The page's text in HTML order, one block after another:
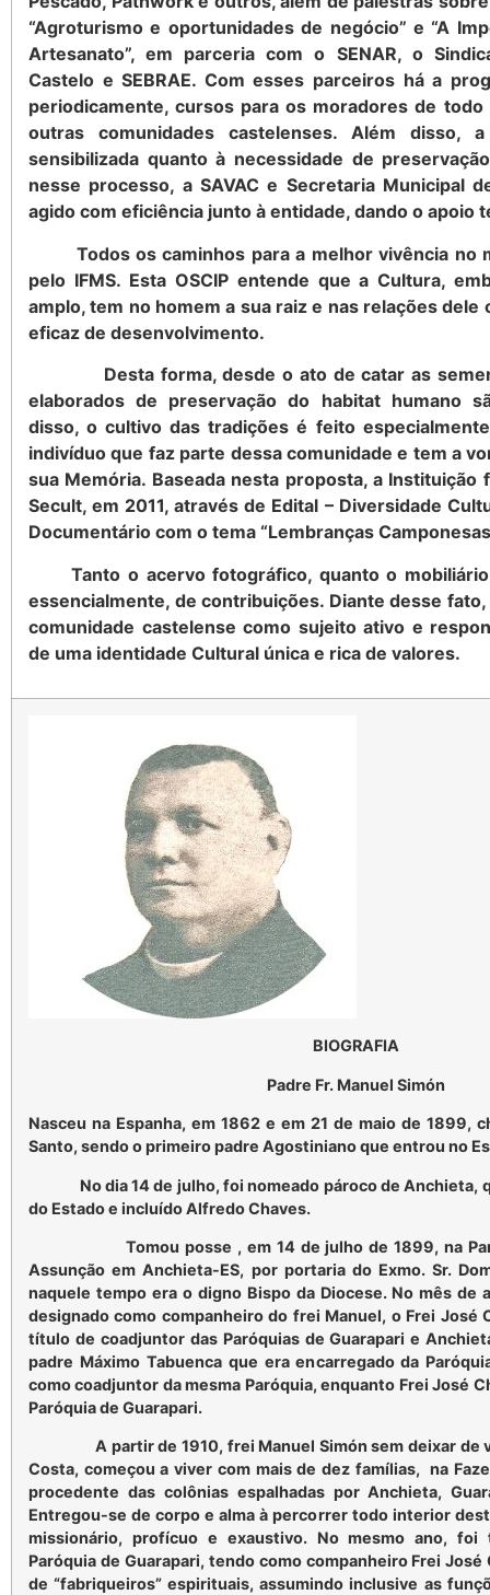
“Agroturismo e oportunidades de negócio” e “A
Artesanato”, em parceria com o SENAR, o
Castelo e SEBRAE. Com esses parceiros há a
periodicamente, cursos para os moradores de
outras comunidades castelenses. Além disso,
sensibilizada quanto à necessidade de
nesse processo, a SAVAC e Secretaria Municipal
agido com eficiência junto à entidade, dando o apoio
Todos os caminhos para a melhor vivência no
pelo IFMS. Esta OSCIP entende que a Cultura,
amplo, tem no homem a sua raiz e nas relações dele
eficaz de desenvolvimento.
Desta forma, desde o ato de catar as
elaborados de preservação do habitat humano
disso, o cultivo das tradições é feito
indivíduo que faz parte dessa comunidade e tem a
sua Memória. Baseada nesta proposta, a Instituição
Secult, em 2011, através de Edital – Diversidade
Documentário com o tema “Lembranças
Tanto o acervo fotográfico, quanto o mobiliário
essencialmente, de contribuições. Diante desse
comunidade castelense como sujeito ativo e
de uma identidade Cultural única e rica de valores.
BIOGRAFIA
Padre Fr. Manuel Simón
Nasceu na Espanha, em 1862 e em 21 de maio de 1899,
Santo, sendo o primeiro padre Agostiniano que entrou no
No dia 14 de julho, foi nomeado pároco de Anchieta,
do Estado e incluído Alfredo Chaves.
Tomou posse , em 14 de julho de 1899, na
Assunção em Anchieta-ES, por portaria do Exmo. Sr.
naquele tempo era o digno Bispo da Diocese. No mês de
designado como companheiro do frei Manuel, o Frei José
título de coadjuntor das Paróquias de Guarapari e
padre Máximo Tabuenca que era encarregado da
como coadjuntor da mesma Paróquia, enquanto Frei José
Paróquia de Guarapari.
A partir de 1910, frei Manuel Simón sem deixar de
Costa, começou a viver com mais de dez famílias, na
procedente das colônias espalhadas por Anchieta,
Entregou-se de corpo e alma à percorrer todo interior
missionário, profícuo e exaustivo. No mesmo ano, foi
Paróquia de Guarapari, tendo como companheiro Frei
de “fabriqueiros” espirituais, assumindo inclusive as